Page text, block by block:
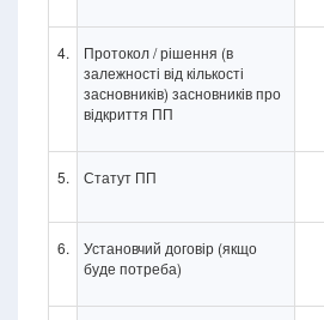
4.
Протокол / рішення (в
залежності від кількості
засновників) засновників про
відкриття ПП
5. Статут ПП
6.
Установчий договір (якщо
буде потреба)